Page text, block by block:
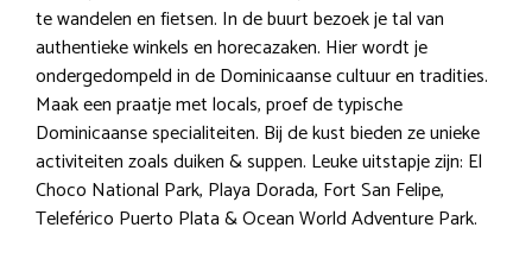
te wandelen en fietsen. In de buurt bezoek je tal van
authentieke winkels en horecazaken. Hier wordt je
ondergedompeld in de Dominicaanse cultuur en tradities.
Maak een praatje met locals, proef de typische
Dominicaanse specialiteiten. Bij de kust bieden ze unieke
activiteiten zoals duiken & suppen. Leuke uitstapje zijn: El
Choco National Park, Playa Dorada, Fort San Felipe,
Teleférico Puerto Plata & Ocean World Adventure Park.